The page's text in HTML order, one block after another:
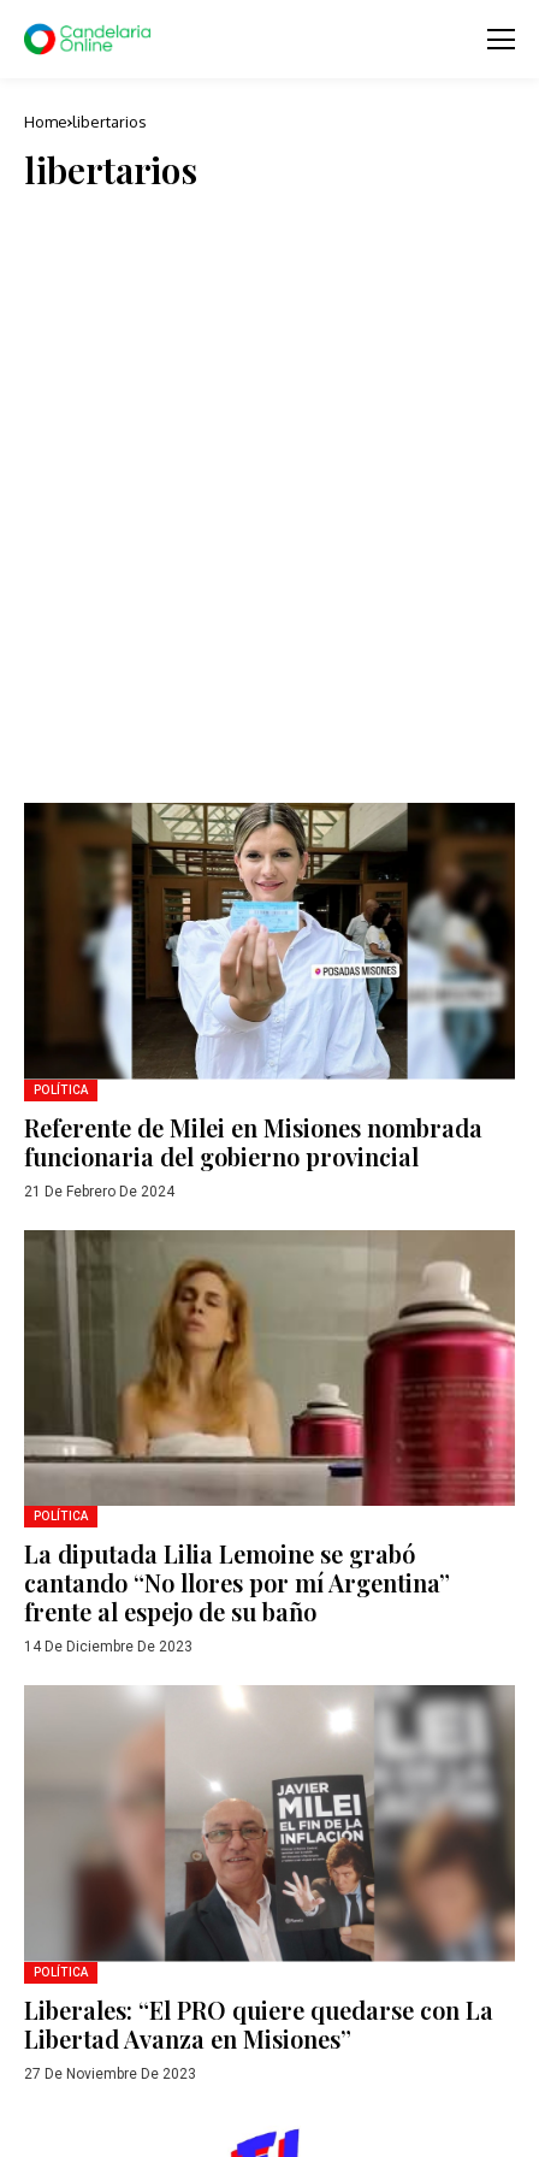
Home libertarios
libertarios
POLÍTICA
Referente de Milei en Misiones nombrada
funcionaria del gobierno provincial
21 De Febrero De 2024
POLÍTICA
La diputada Lilia Lemoine se grabó
cantando “No llores por mí Argentina”
frente al espejo de su baño
14 De Diciembre De 2023
POLÍTICA
Liberales: “El PRO quiere quedarse con La
Libertad Avanza en Misiones”
27 De Noviembre De 2023